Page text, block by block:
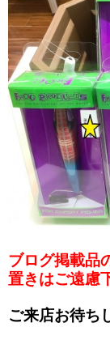
ブログ掲載品
置きはご遠慮
ご来店お待ち